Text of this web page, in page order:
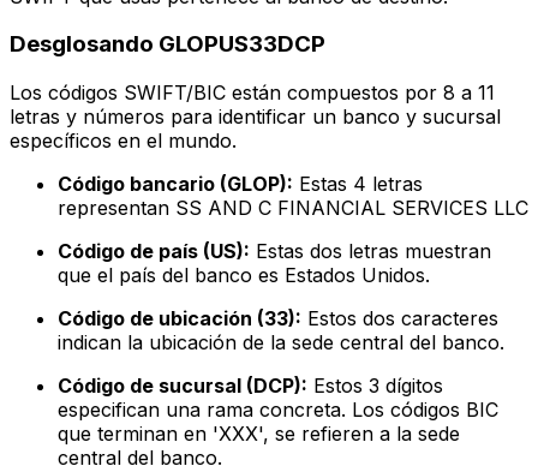
Desglosando GLOPUS33DCP
Los códigos SWIFT/BIC están compuestos por 8 a 11
letras y números para identificar un banco y sucursal
específicos en el mundo.
Código bancario (GLOP): Estas 4 letras
representan SS AND C FINANCIAL SERVICES LLC
Código de país (US): Estas dos letras muestran
que el país del banco es Estados Unidos.
Código de ubicación (33): Estos dos caracteres
indican la ubicación de la sede central del banco.
Código de sucursal (DCP): Estos 3 dígitos
especifican una rama concreta. Los códigos BIC
que terminan en 'XXX', se refieren a la sede
central del banco.